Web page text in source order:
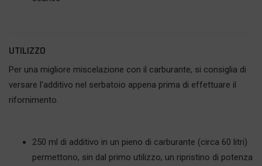
UTILIZZO
Per una migliore miscelazione con il carburante, si consiglia di
versare l’additivo nel serbatoio appena prima di effettuare il
rifornimento.
250 ml di additivo in un pieno di carburante (circa 60 litri)
permettono, sin dal primo utilizzo, un ripristino di potenza